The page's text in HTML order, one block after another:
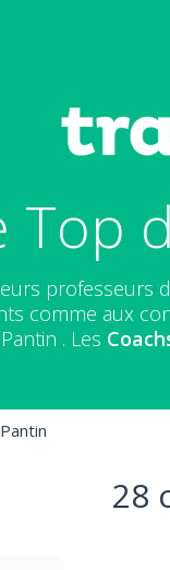
Top
professeurs
comme aux
. Les
Pantin
28